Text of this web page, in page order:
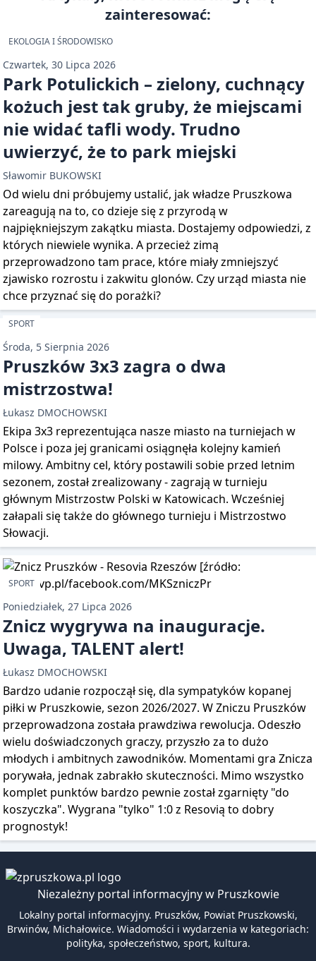
zainteresować:
EKOLOGIA I ŚRODOWISKO
Czwartek, 30 Lipca 2026
Park Potulickich – zielony, cuchnący
kożuch jest tak gruby, że miejscami
nie widać tafli wody. Trudno
uwierzyć, że to park miejski
Sławomir BUKOWSKI
Od wielu dni próbujemy ustalić, jak władze Pruszkowa
zareagują na to, co dzieje się z przyrodą w
najpiękniejszym zakątku miasta. Dostajemy odpowiedzi, z
których niewiele wynika. A przecież zimą
przeprowadzono tam prace, które miały zmniejszyć
zjawisko rozrostu i zakwitu glonów. Czy urząd miasta nie
chce przyznać się do porażki?
SPORT
Środa, 5 Sierpnia 2026
Pruszków 3x3 zagra o dwa
mistrzostwa!
Łukasz DMOCHOWSKI
Ekipa 3x3 reprezentująca nasze miasto na turniejach w
Polsce i poza jej granicami osiągnęła kolejny kamień
milowy. Ambitny cel, który postawili sobie przed letnim
sezonem, został zrealizowany - zagrają w turnieju
głównym Mistrzostw Polski w Katowicach. Wcześniej
załapali się także do głównego turnieju i Mistrzostwo
Słowacji.
SPORT
Poniedziałek, 27 Lipca 2026
Znicz wygrywa na inauguracje.
Uwaga, TALENT alert!
Łukasz DMOCHOWSKI
Bardzo udanie rozpoczął się, dla sympatyków kopanej
piłki w Pruszkowie, sezon 2026/2027. W Zniczu Pruszków
przeprowadzona została prawdziwa rewolucja. Odeszło
wielu doświadczonych graczy, przyszło za to dużo
młodych i ambitnych zawodników. Momentami gra Znicza
porywała, jednak zabrakło skuteczności. Mimo wszystko
komplet punktów bardzo pewnie został zgarnięty "do
koszyczka". Wygrana "tylko" 1:0 z Resovią to dobry
prognostyk!
Niezależny portal informacyjny w Pruszkowie
Lokalny portal informacyjny. Pruszków, Powiat Pruszkowski,
Brwinów, Michałowice. Wiadomości i wydarzenia w kategoriach:
polityka, społeczeństwo, sport, kultura.